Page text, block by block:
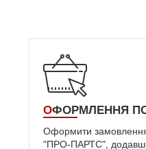
ОФОРМЛЕННЯ
Оформити
"ПРО-ПАРТС",